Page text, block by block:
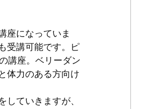
座になっていま
受講可能です。ピ
講座。ベリーダン
体力のある方向け
ていきますが、